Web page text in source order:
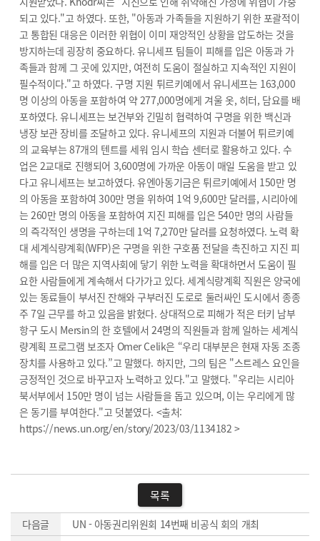
되고 있다."고 하였다. 또한, "아동과 가족들을 지원하기 위한 포괄적이
고 통합된 대응은 이러한 위협이 이미 재앙적인 상황을 압도하는 것을
방지하는데 굉장히 중요하다. 유니세프 팀들이 피해를 입은 아동과 가
족들과 함께 그 곳에 있지만, 여전히 도움이 절실하고 지속적인 지원이
필수적이다."고 하였다. 구명 지원 튀르키예에서 유니세프는 163,000
명 이상의 아동을 포함하여 약 277,000명에게 겨울 옷, 히터, 담요를 배
포하였다. 유니세프는 보건부와 긴밀히 협력하여 구명을 위한 백신과
냉장 보관 장비를 조달하고 있다. 유니세프의 지원과 더불어 튀르키예
의 교육부는 87개의 텐트를 세워 임시 학습 센터로 활용하고 있다. 수
업은 2교대로 진행되어 3,600명에 가까운 아동이 매일 도움을 받고 있
다고 유니세프는 보고하였다. 유엔아동기금은 튀르키예에서 150만 명
의 아동을 포함하여 300만 명을 위하여 1억 9,600만 달러를, 시리아에
는 260만 명의 아동을 포함하여 지진 피해를 입은 540만 명의 사람들
의 즉각적인 생명을 구하는데 1억 7,270만 달러를 요청하였다. 노력 확
대 세계식량계획(WFP)은 구명을 위한 구호품 전달을 촉진하고 지진 피
해를 입은 더 많은 지역사회에 닿기 위한 노력을 확대하면서 도움이 필
요한 사람들에게 계속해서 다가가고 있다. 세계식량계획 직원은 양국에
있는 동료들이 부서진 잔해와 구부러진 도로로 둘러싸인 도시에서 종종
주 7일 근무를 하고 있음을 밝혔다. 상대적으로 피해가 적은 터키 남부
항구 도시 Mersin의 한 호텔에서 24명의 직원들과 함께 일하는 세계식
량계획 프로그램 보조자 Omer Celik은 “우리 대부분은 현재 자동 조종
장치를 사용하고 있다.”고 말했다. 하지만, 그의 팀은 "스트레스 요인을
긍정적인 것으로 바꾸고자 노력하고 있다."고 말했다. "우리는 시리아
북서부에서 150만 명이 넘는 사람들을 돕고 있으며, 이는 우리에게 많
은 동기를 부여한다."고 덧붙였다. <출처:
https://news.un.org/en/story/2023/03/1134182 >
목록
다음글
UN - 아동권리위원회 14번째 비공식 회의 개최